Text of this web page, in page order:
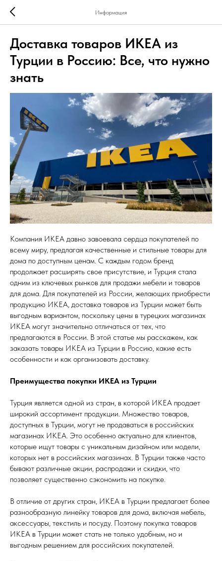
Информация
Доставка товаров ИКЕА из
Турции в Россию: Все, что нужно
знать
Компания ИКЕА давно завоевала сердца покупателей по
всему миру, предлагая качественные и стильные товары для
дома по доступным ценам. С каждым годом бренд
продолжает расширять свое присутствие, и Турция стала
одним из ключевых рынков для продажи мебели и товаров
для дома. Для покупателей из России, желающих приобрести
продукцию ИКЕА, доставка товаров из Турции может быть
выгодным вариантом, поскольку цены в турецких магазинах
ИКЕА могут значительно отличаться от тех, что
предлагаются в России. В этой статье мы расскажем, как
заказать товары ИКЕА из Турции в Россию, какие есть
особенности и как организовать доставку.
Преимущества покупки ИКЕА из Турции
Турция является одной из стран, в которой ИКЕА продает
широкий ассортимент продукции. Множество товаров,
доступных в Турции, могут не продаваться в российских
магазинах ИКЕА. Это особенно актуально для клиентов,
которые ищут товары с уникальным дизайном или модели,
которых нет в российских магазинах. В Турции также часто
бывают различные акции, распродажи и скидки, что
позволяет существенно сэкономить на покупке.
В отличие от других стран, ИКЕА в Турции предлагает более
разнообразную линейку товаров для дома, включая мебель,
аксессуары, текстиль и посуду. Поэтому покупка товаров
ИКЕА в Турции может стать не только удобным, но и
выгодным решением для российских покупателей.